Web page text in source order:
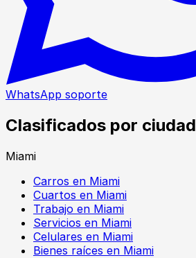
WhatsApp soporte
Clasificados por ciudad
Miami
Carros en Miami
Cuartos en Miami
Trabajo en Miami
Servicios en Miami
Celulares en Miami
Bienes raíces en Miami